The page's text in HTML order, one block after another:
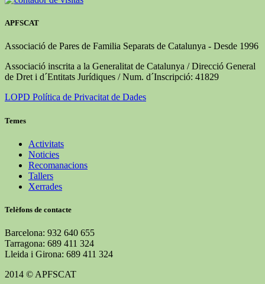
APFSCAT
Associació de Pares de Familia Separats de Catalunya - Desde 1996
Associació inscrita a la Generalitat de Catalunya / Direcció General
de Dret i d´Entitats Jurídiques / Num. d´Inscripció: 41829
LOPD Política de Privacitat de Dades
Temes
Activitats
Noticies
Recomanacions
Tallers
Xerrades
Telèfons de contacte
Barcelona: 932 640 655
Tarragona: 689 411 324
Lleida i Girona: 689 411 324
2014 © APFSCAT